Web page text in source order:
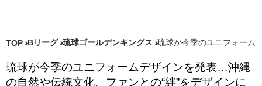
TOP Bリーグ 琉球ゴールデンキングス 琉球が今季のユニフォーム
琉球が今季のユニフォームデザインを発表…沖縄
の自然や伝統文化、ファンとの“絆”をデザインに